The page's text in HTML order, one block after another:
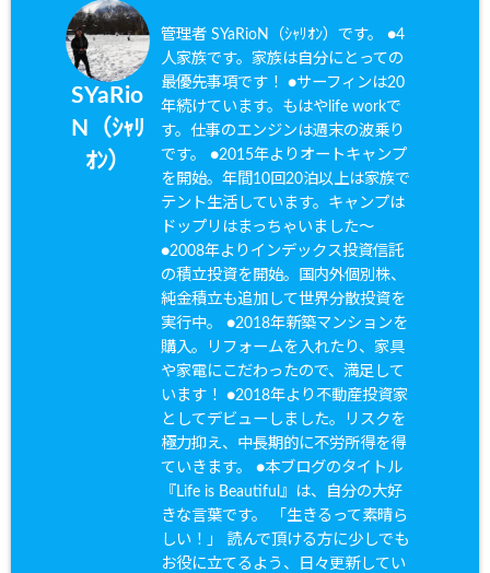
SYaRio
N（ｼｬﾘ
ｵﾝ）
管理者 SYaRioN（ｼｬﾘｵﾝ）です。 ●4
人家族です。家族は自分にとっての
最優先事項です！ ●サーフィンは20
年続けています。もはやlife workで
す。仕事のエンジンは週末の波乗り
です。 ●2015年よりオートキャンプ
を開始。年間10回20泊以上は家族で
テント生活しています。キャンプは
ドップリはまっちゃいました〜
●2008年よりインデックス投資信託
の積立投資を開始。国内外個別株、
純金積立も追加して世界分散投資を
実行中。 ●2018年新築マンションを
購入。リフォームを入れたり、家具
や家電にこだわったので、満足して
います！ ●2018年より不動産投資家
としてデビューしました。リスクを
極力抑え、中長期的に不労所得を得
ていきます。 ●本ブログのタイトル
『Life is Beautiful』は、自分の大好
きな言葉です。 「生きるって素晴ら
しい！」 読んで頂ける方に少しでも
お役に立てるよう、日々更新してい